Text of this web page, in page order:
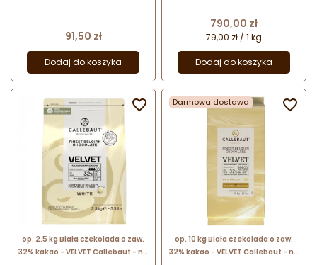
Cena
91,50 zł
Dodaj do koszyka
Cena
790,00 zł
79,00 zł / 1 kg
Dodaj do koszyka
op. 2.5 kg Biała czekolada o zaw.
32% kakao - VELVET Callebaut - nr.
 Darmowa dostawa
op. 10 kg Biała czekolada o zaw.
32% kakao - VELVET Callebaut - nr.
